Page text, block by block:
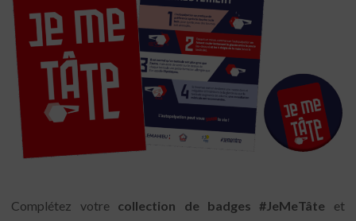
Complétez votre collection de badges #JeMeTâte et